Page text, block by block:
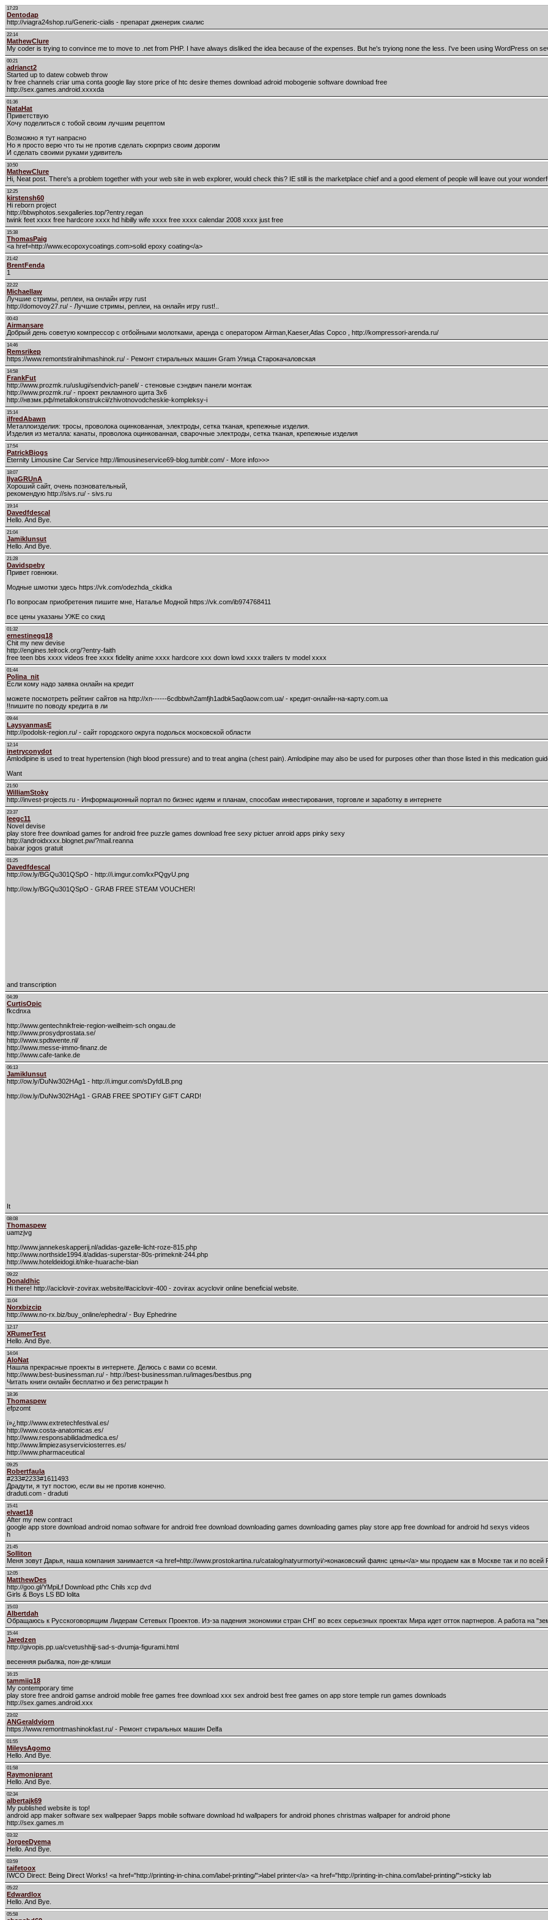
17:23
Dentodap
http://viagra24shop.ru/Generic-cialis - препарат дженерик сиалис
22:14
MathewClure
My coder is trying to convince me to move to .net from PHP. I have always disliked the idea because of the expenses. But he's tryiong none the less. I've been using WordPress on
00:21
adrianct2
Started up to datew cobweb throw
tv free channels criar uma conta google llay store price of htc desire themes download adroid mobogenie software download free
http://sex.games.android.xxxxda
01:36
NataHat
Приветствую
Хочу поделиться с тобой своим лучшим рецептом
Возможно я тут напрасно
Но я просто верю что ты не против сделать сюрприз своим дорогим
И сделать своими руками удивитель
10:50
MathewClure
Hi, Neat post. There's a problem together with your web site in web explorer, would check this? IE still is the marketplace chief and a good element of people will leave out your
12:25
kirstensh60
Hi reborn project
http://bbwphotos.sexgalleries.top/?entry.regan
twink feet xxxx free hardcore xxxx hd hibilly wife xxxx free xxxx calendar 2008 xxxx just free
15:38
ThomasPaig
<a href=http://www.ecopoxycoatings.com>solid epoxy coating</a>
21:42
BrentFenda
1
22:22
Michaellaw
Лучшие стримы, реплеи, на онлайн игру rust
http://domovoy27.ru/ - Лучшие стримы, реплеи, на онлайн игру rust!..
00:43
Airmansare
Добрый день советую компрессор с отбойными молотками, аренда с оператором Airman,Kaeser,Atlas Copco , http://kompressori-arenda.ru/
14:46
Remsrikep
https://www.remontstiralnihmashinok.ru/ - Ремонт стиральных машин Gram Улица Старокачаловская
14:58
FrankFut
http://www.prozmk.ru/uslugi/sendvich-paneli/ - стеновые сэндвич панели монтаж
http://www.prozmk.ru/ - проект рекламного щита 3х6
http://нвзмк.рф/metallokonstrukcii/zhivotnovodcheskie-kompleksy-i
15:14
ilfredAbawn
Металлоизделия: тросы, проволока оцинкованная, электроды, сетка тканая, крепежные изделия.
Изделия из металла: канаты, проволока оцинкованная, сварочные электроды, сетка тканая, крепежные изделия
17:54
PatrickBiogs
Eternity Limousine Car Service http://limousineservice69-blog.tumblr.com/ - More info>>>
18:07
IlyaGRUnA
Хороший сайт, очень позновательный,
рекомендую http://sivs.ru/ - sivs.ru
19:14
Davedfdescal
Hello. And Bye.
21:04
Jamiklunsut
Hello. And Bye.
21:28
Davidspeby
Привет говнюки.
Модные шмотки здесь https://vk.com/odezhda_ckidka
По вопросам приобретения пишите мне, Наталье Модной https://vk.com/ib974768411
все цены указаны УЖЕ со скид
01:32
ernestinegq18
Chit my new devise
http://engines.telrock.org/?entry-faith
free teen bbs xxxx videos free xxxx fidelity anime xxxx hardcore xxx down lowd xxxx trailers tv model xxxx
01:44
Polina_nit
Если кому надо заявка онлайн на кредит
можете посмотреть рейтинг сайтов на http://xn------6cdbbwh2amfjh1adbk5aq0aow.com.ua/ - кредит-онлайн-на-карту.com.ua
!!пишите по поводу кредита в ли
09:44
LaysyanmasE
http://podolsk-region.ru/ - сайт городского округа подольск московской области
12:14
inetryconydot
Amlodipine is used to treat hypertension (high blood pressure) and to treat angina (chest pain). Amlodipine may also be used for purposes other than those listed in this medication
Want
21:50
WilliamStoky
http://invest-projects.ru - Информационный портал по бизнес идеям и планам, способам инвестирования, торговле и заработку в интернете
23:37
leegc11
Novel devise
play store free download games for android free puzzle games download free sexy pictuer anroid apps pinky sexy
http://androidxxxx.blognet.pw/?mail.reanna
baixar jogos gratuit
01:25
Davedfdescal
http://ow.ly/BGQu301QSpO - http://i.imgur.com/kxPQgyU.png
http://ow.ly/BGQu301QSpO - GRAB FREE STEAM VOUCHER!
and transcription
04:39
CurtisOpic
fkcdnxa
http://www.gentechnikfreie-region-weilheim-sch ongau.de
http://www.prosydprostata.se/
http://www.spdtwente.nl/
http://www.messe-immo-finanz.de
http://www.cafe-tanke.de
06:13
Jamiklunsut
http://ow.ly/DuNw302HAg1 - http://i.imgur.com/sDyfdLB.png
http://ow.ly/DuNw302HAg1 - GRAB FREE SPOTIFY GIFT CARD!
It
08:08
Thomaspew
uamzjvg
http://www.jannekeskapperij.nl/adidas-gazelle-licht-roze-815.php
http://www.northside1994.it/adidas-superstar-80s-primeknit-244.php
http://www.hoteldeidogi.it/nike-huarache-bian
09:22
Donaldhic
Hi there! http://aciclovir-zovirax.website/#aciclovir-400 - zovirax acyclovir online beneficial website.
11:04
Norxbizcip
http://www.no-rx.biz/buy_online/ephedra/ - Buy Ephedrine
12:17
XRumerTest
Hello. And Bye.
14:04
AloNat
Нашла прекрасные проекты в интернете. Делюсь с вами со всеми.
http://www.best-businessman.ru/ - http://best-businessman.ru/images/bestbus.png
Читать книги онлайн бесплатно и без регистрации h
18:36
Thomaspew
efpzomt
ï»¿http://www.extretechfestival.es/
http://www.costa-anatomicas.es/
http://www.responsabilidadmedica.es/
http://www.limpiezasyserviciosterres.es/
http://www.pharmaceutical
09:25
Robertfaula
#233#2233#1611493
Драдути, я тут постою, если вы не против конечно.
draduti.com - draduti
15:41
elvaet18
After my new contract
google app store download android nomao software for android free download downloading games downloading games play store app free download for android hd sexys videos
h
21:45
Solliton
Меня зовут Дарья, наша компания занимается <a href=http://www.prostokartina.ru/catalog/natyurmortyi/>конаковский фаянс цены</a> мы продаем как в Москве так и по всей
12:05
MatthewDes
http://goo.gl/YMpiLf Download pthc Chils xcp dvd
Girls & Boys LS BD lolita
15:03
Albertdah
Обращаюсь к Русскоговорящим Лидерам Сетевых Проектов. Из-за падения экономики стран СНГ во всех серьезных проектах Мира идет отток партнеров. А работа на
15:44
Jaredzen
http://givopis.pp.ua/cvetushhijj-sad-s-dvumja-figurami.html
весенняя рыбалка, пон-де-клиши
16:15
tammiiq18
My contemporary time
play store free android gamse android mobile free games free download xxx sex android best free games on app store temple run games downloads
http://sex.games.android.xxx
23:02
ANGeraldviorn
https://www.remontmashinokfast.ru/ - Ремонт стиральных машин Delfa
01:55
MileysAgomo
Hello. And Bye.
01:58
Raymoniprant
Hello. And Bye.
02:34
albertajk69
My published website is top!
android app maker software sex wallpepaer 9apps mobile software download hd wallpapers for android phones christmas wallpaper for android phone
http://sex.games.m
03:32
JorgeeDyema
Hello. And Bye.
03:59
taifetoox
IWCO Direct: Being Direct Works! <a href="http://printing-in-china.com/label-printing/">label printer</a> <a href="http://printing-in-china.com/label-printing/">sticky lab
05:22
Edwardlox
Hello. And Bye.
05:58